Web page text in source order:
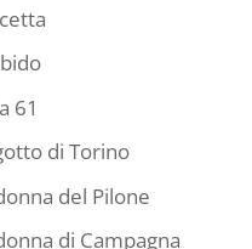
61
di Torino
del Pilone
di Campagna